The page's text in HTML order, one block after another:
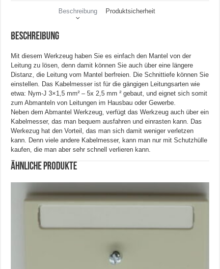
Beschreibung Produktsicherheit
Beschreibung
Mit diesem Werkzeug haben Sie es einfach den Mantel von der
Leitung zu lösen, denn damit können Sie auch über eine längere
Distanz, die Leitung vom Mantel berfreien. Die Schnittiefe können Sie
einstellen. Das Kabelmesser ist für die gängigen Leitungsarten wie
etwa: Nym-J 3×1,5 mm² – 5x 2,5 mm ² gebaut, und eignet sich somit
zum Abmanteln von Leitungen im Hausbau oder Gewerbe.
Neben dem Abmantel Werkzeug, verfügt das Werkzeug auch über ein
Kabelmesser, das man bequem ausfahren und einrasten kann. Das
Werkezug hat den Vorteil, das man sich damit weniger verletzen
kann. Denn viele andere Kabelmesser, kann man nur mit Schutzhülle
kaufen, die man aber sehr schnell verlieren kann.
Ähnliche Produkte